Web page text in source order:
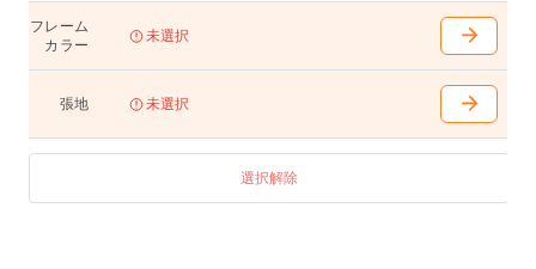
フレーム
カラー
未選択
張地 未選択
選択解除